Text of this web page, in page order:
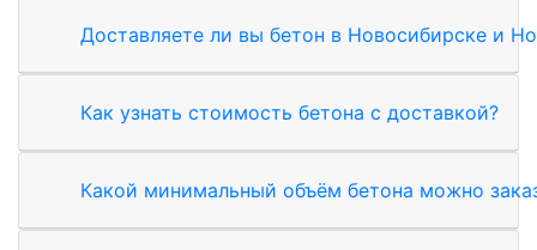
Доставляете ли вы бетон в Новосибирске и
Как узнать стоимость бетона с доставкой?
Какой минимальный объём бетона можно